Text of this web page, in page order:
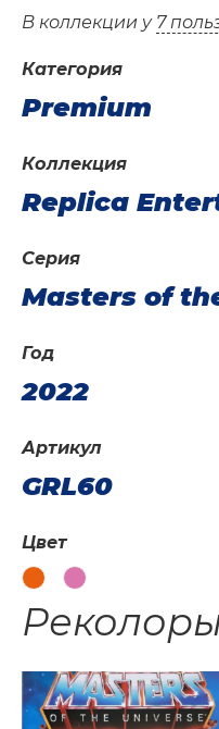
В коллекции у 7
Категория
Premium
Год
2022
Коллекция
Replica
Артикул
GRL60
Серия
Masters of
Цвет